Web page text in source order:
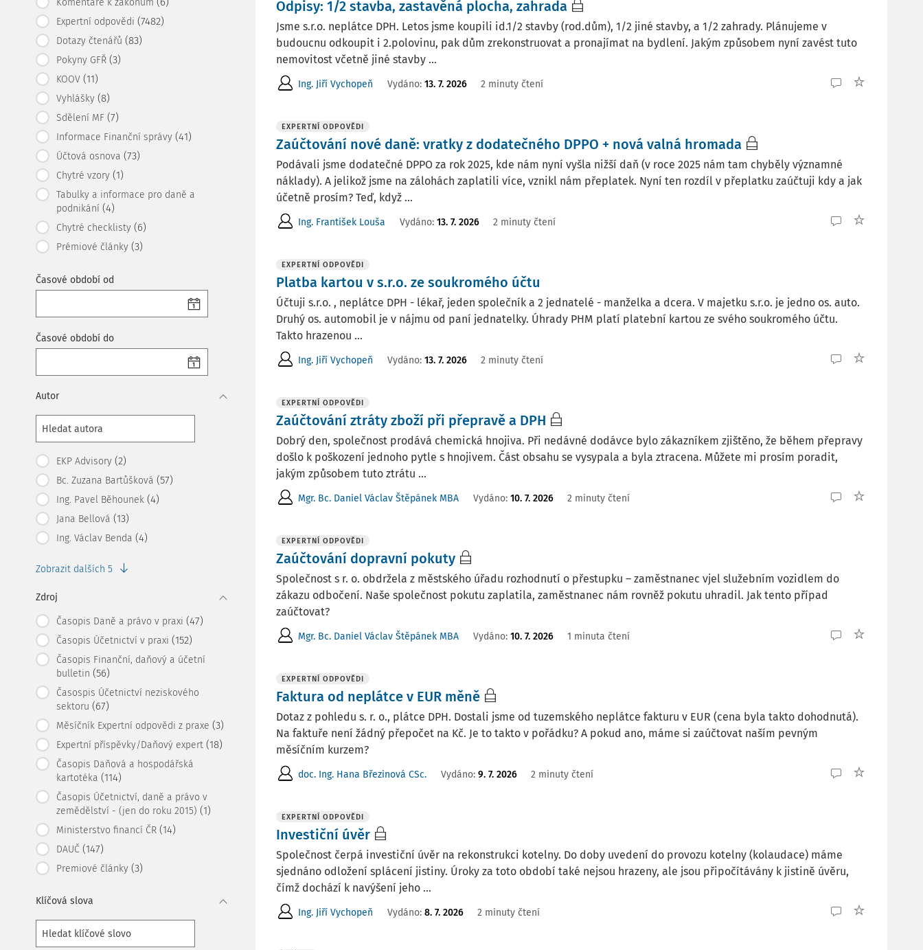
Komentáře k zákonům
Expertní odpovědi (7482)
Dotazy čtenářů (83)
Pokyny GFŘ (3)
KOOV (11)
Vyhlášky (8)
Sdělení MF (7)
Informace Finanční správy (41)
Účtová osnova (73)
Chytré vzory (1)
Tabulky a informace pro daně a
podnikání (4)
Chytré checklisty (6)
Prémiové články (3)
Časové období od
Časové období do
Autor
EKP Advisory (2)
Bc. Zuzana Bartůšková (57)
Ing. Pavel Běhounek (4)
Jana Bellová (13)
Ing. Václav Benda (4)
Zobrazit dalších 5
Zdroj
Časopis Daně a právo v praxi (47)
Časopis Účetnictví v praxi (152)
Časopis Finanční, daňový a účetní
bulletin (56)
Časospis Účetnictví neziskového
sektoru (67)
Měsíčník Expertní odpovědi z praxe (3)
Expertní příspěvky/Daňový expert (18)
Časopis Daňová a hospodářská
kartotéka (114)
Časopis Účetnictví, daně a právo v
zemědělství - (jen do roku 2015) (1)
Ministerstvo financí ČR (14)
DAUČ (147)
Premiové články (3)
Klíčová slova
Odpisy: 1/2 stavba, zastavěná plocha, zahrada
Jsme s.r.o. neplátce DPH. Letos jsme koupili id.1/2 stavby (rod.dům), 1/2 jiné stavby, a 1/2 zahrady. Plánujeme v
budoucnu odkoupit i 2.polovinu, pak dům zrekonstruovat a pronajímat na bydlení. Jakým způsobem nyní zavést tuto
nemovitost včetně jiné stavby ...
Ing. Jiří Vychopeň Vydáno: 13. 7. 2026 2 minuty čtení
EXPERTNÍ ODPOVĚDI
Zaúčtování nové daně: vratky z dodatečného DPPO + nová valná hromada
Podávali jsme dodatečné DPPO za rok 2025, kde nám nyní vyšla nižší daň (v roce 2025 nám tam chyběly významné
náklady). A jelikož jsme na zálohách zaplatili více, vznikl nám přeplatek. Nyní ten rozdíl v přeplatku zaúčtuji kdy a jak
účetně prosím? Teď, když ...
Ing. František Louša Vydáno: 13. 7. 2026 2 minuty čtení
EXPERTNÍ ODPOVĚDI
Platba kartou v s.r.o. ze soukromého účtu
Účtuji s.r.o. , neplátce DPH - lékař, jeden společník a 2 jednatelé - manželka a dcera. V majetku s.r.o. je jedno os. auto.
Druhý os. automobil je v nájmu od paní jednatelky. Úhrady PHM platí platební kartou ze svého soukromého účtu.
Takto hrazenou ...
Ing. Jiří Vychopeň Vydáno: 13. 7. 2026 2 minuty čtení
EXPERTNÍ ODPOVĚDI
Zaúčtování ztráty zboží při přepravě a DPH
Dobrý den, společnost prodává chemická hnojiva. Při nedávné dodávce bylo zákazníkem zjištěno, že během přepravy
došlo k poškození jednoho pytle s hnojivem. Část obsahu se vysypala a byla ztracena. Můžete mi prosím poradit,
jakým způsobem tuto ztrátu ...
Mgr. Bc. Daniel Václav Štěpánek MBA Vydáno: 10. 7. 2026 2 minuty čtení
EXPERTNÍ ODPOVĚDI
Zaúčtování dopravní pokuty
Společnost s r. o. obdržela z městského úřadu rozhodnutí o přestupku – zaměstnanec vjel služebním vozidlem do
zákazu odbočení. Naše společnost pokutu zaplatila, zaměstnanec nám rovněž pokutu uhradil. Jak tento případ
zaúčtovat?
Mgr. Bc. Daniel Václav Štěpánek MBA Vydáno: 10. 7. 2026 1 minuta čtení
EXPERTNÍ ODPOVĚDI
Faktura od neplátce v EUR měně
Dotaz z pohledu s. r. o., plátce DPH. Dostali jsme od tuzemského neplátce fakturu v EUR (cena byla takto dohodnutá).
Na faktuře není žádný přepočet na Kč. Je to takto v pořádku? A pokud ano, máme si zaúčtovat naším pevným
měsíčním kurzem?
doc. Ing. Hana Březinová CSc. Vydáno: 9. 7. 2026 2 minuty čtení
EXPERTNÍ ODPOVĚDI
Investiční úvěr
Společnost čerpá investiční úvěr na rekonstrukci kotelny. Do doby uvedení do provozu kotelny (kolaudace) máme
sjednáno odložení splácení jistiny. Úroky za toto období také nejsou hrazeny, ale jsou připočítávány k jistině úvěru,
čímž dochází k navýšení jeho ...
Ing. Jiří Vychopeň Vydáno: 8. 7. 2026 2 minuty čtení